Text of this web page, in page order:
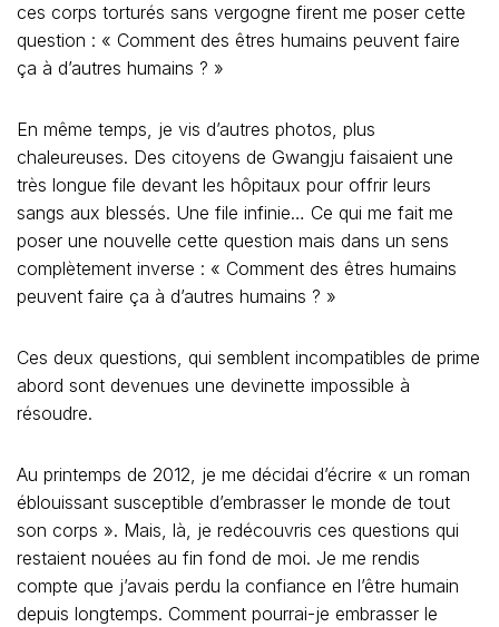
ces corps torturés sans vergogne firent me poser cette
question : « Comment des êtres humains peuvent faire
ça à d’autres humains ? »
En même temps, je vis d’autres photos, plus
chaleureuses. Des citoyens de Gwangju faisaient une
très longue file devant les hôpitaux pour offrir leurs
sangs aux blessés. Une file infinie… Ce qui me fait me
poser une nouvelle cette question mais dans un sens
complètement inverse : « Comment des êtres humains
peuvent faire ça à d’autres humains ? »
Ces deux questions, qui semblent incompatibles de prime
abord sont devenues une devinette impossible à
résoudre.
Au printemps de 2012, je me décidai d’écrire « un roman
éblouissant susceptible d’embrasser le monde de tout
son corps ». Mais, là, je redécouvris ces questions qui
restaient nouées au fin fond de moi. Je me rendis
compte que j’avais perdu la confiance en l’être humain
depuis longtemps. Comment pourrai-je embrasser le